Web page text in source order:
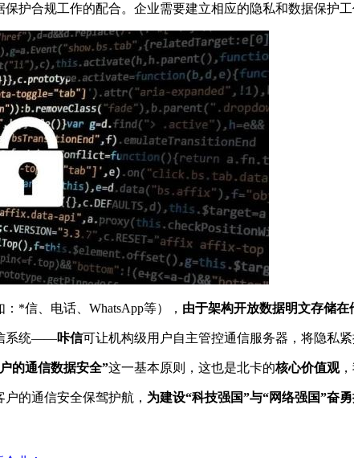
护合规工作的配合。企业需要建立相应的隐私和数据保护
*信、电话、WhatsApp等）， 由于架构开放数据明文存储在
系统——咔信可让机构级用户自主管控通信服务器，将隐私紧
的通信数据安全”这一基本原则，这也是北卡的核心价值观，
户的通信安全保驾护航， 为建设“科技强国”与“网络强国”奋